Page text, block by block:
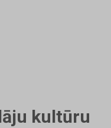
kultūru